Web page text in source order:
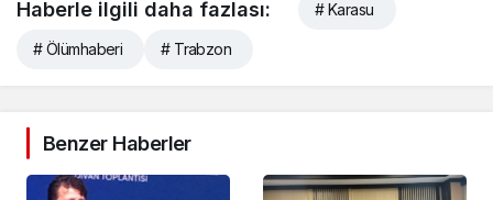
Haberle ilgili daha fazlası: # Karasu
# Ölümhaberi # Trabzon
Benzer Haberler